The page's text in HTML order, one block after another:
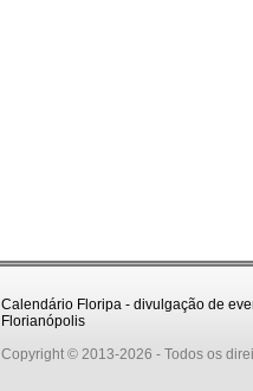
Calendário Floripa - divulgação de
Florianópolis
Copyright © 2013-2026 - Todos os